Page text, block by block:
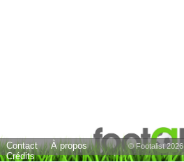
Contact
À propos
Crédits
© Footalist 2026